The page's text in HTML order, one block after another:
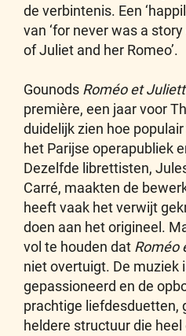
de verbintenis. Een
van ‘for never was a
of Juliet and her Romeo’.
Gounods Roméo et
première, een jaar voor
duidelijk zien hoe
het Parijse operapubliek
Dezelfde librettisten,
Carré, maakten de
heeft vaak het verwijt
doen aan het origineel.
vol te houden dat Roméo
niet overtuigt. De muziek
gepassioneerd en de
prachtige liefdesduetten,
heldere structuur die